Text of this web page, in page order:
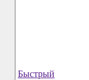
Быстрый